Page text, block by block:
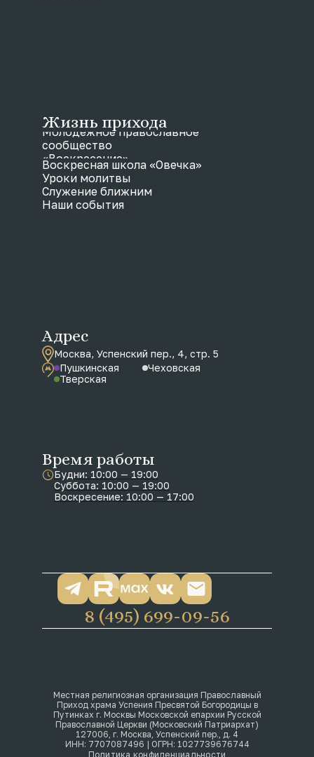
Местная религиозная организация Православный
Приход храма Успения Пресвятой Богородицы в
Путинках г. Москвы Московской епархии Русской
Православной Церкви (Московский Патриархат)
127006, г. Москва, Успенский пер., д. 4
ИНН: 7707087496 | ОГРН: 1027739676744
Политика конфиденциальности
8 (495) 699-09-56
Адрес
Москва, Успенский пер., 4, стр. 5
Пушкинская
Чеховская
Тверская
Время работы
Будни: 10:00 — 19:00
Суббота: 10:00 — 19:00
Воскресение: 10:00 — 17:00
Жизнь прихода
Молодежное православное
сообщество
«Воскресение»
Воскресная школа «Овечка»
Уроки молитвы
Служение ближним
Наши события